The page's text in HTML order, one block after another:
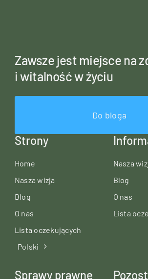
Zawsze jest miejsce na
i witalność w życiu
Do bloga
Strony
Home
Nasza wizja
Blog
O nas
Lista oczekujących
Polski
Nasza
Blog
O nas
Lista
Sprawy prawne